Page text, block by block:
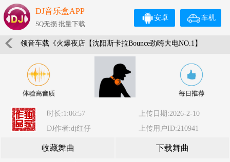
DJ音乐盒APP
SQ无损 批量下载
车机
安卓
领音车载《火爆夜店【沈阳斯卡拉Bounce劲嗨大电NO.1】
弹跳重低音》(Dj红仔Mix)
时长:1:06:57
上传日期:2026-2-10
DJ作者:dj红仔
上传用户ID:210941
收藏舞曲 下载舞曲